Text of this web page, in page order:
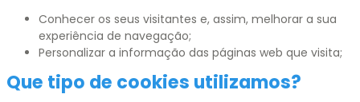
Conhecer os seus visitantes e, assim, melhorar a sua
experiência de navegação;
Personalizar a informação das páginas web que visita;
Que tipo de cookies utilizamos?